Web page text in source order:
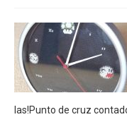
las!Punto de cruz